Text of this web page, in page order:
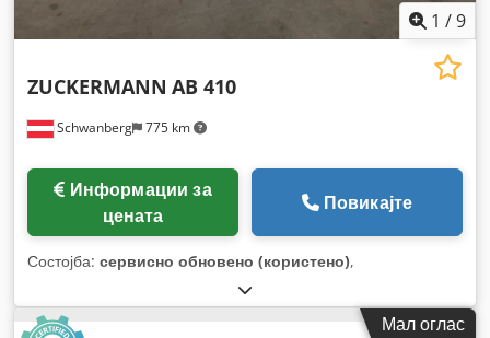
1 /9
Schwanberg 775 km
ZUCKERMANN AB 410
цената
Повикајте
Состојба: сервисно обновено (користено),
Мал оглас